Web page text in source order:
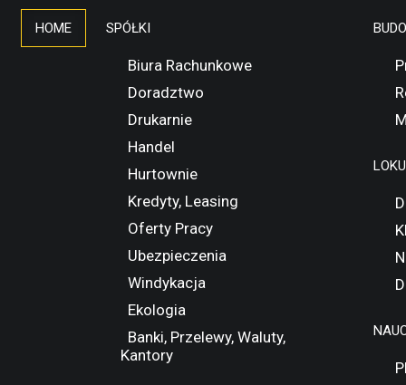
HOME SPÓŁKI
Biura Rachunkowe
Doradztwo
Drukarnie
Handel
Hurtownie
Kredyty, Leasing
Oferty Pracy
Ubezpieczenia
Windykacja
Ekologia
Banki, Przelewy, Waluty,
Kantory